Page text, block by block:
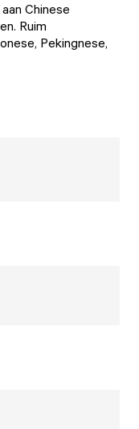
Chinese
Ruim
Pekingnese,